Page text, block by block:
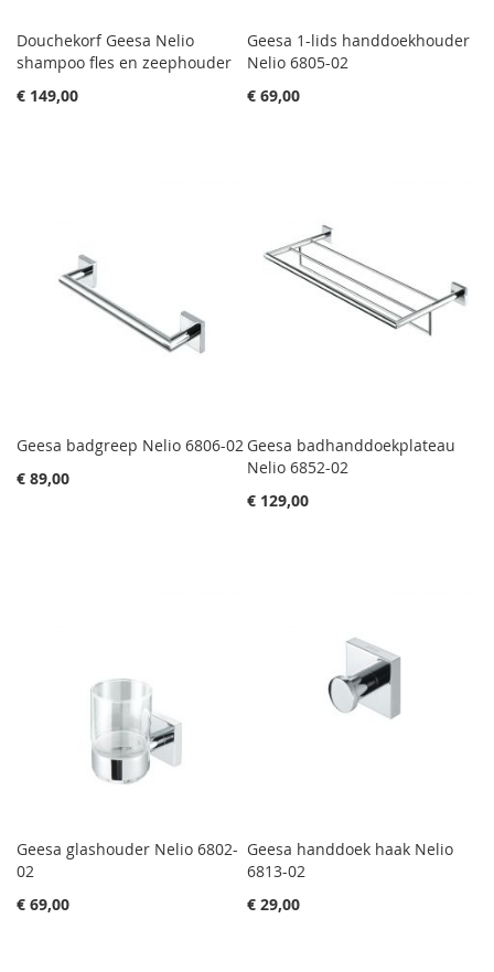
Douchekorf Geesa Nelio
shampoo fles en zeephouder
€ 149,00
Geesa 1-lids handdoekhouder
Nelio 6805-02
€ 69,00
Geesa badgreep Nelio 6806-02
€ 89,00
Geesa badhanddoekplateau
Nelio 6852-02
€ 129,00
Geesa glashouder Nelio 6802-
02
€ 69,00
Geesa handdoek haak Nelio
6813-02
€ 29,00